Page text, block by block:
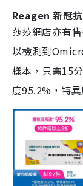
Reagen 新冠
莎莎網店亦有
以檢測到
樣本，只需15
度95.2%，特